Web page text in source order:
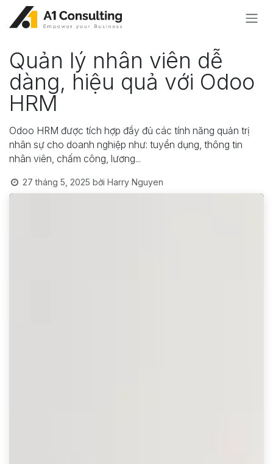
Bỏ qua để đến Nội dung
Quản lý nhân viên dễ
dàng, hiệu quả với Odoo
HRM
Odoo HRM được tích hợp đầy đủ các tính năng quản trị
nhân sự cho doanh nghiệp như: tuyển dụng, thông tin
nhân viên, chấm công, lương...
27 tháng 5, 2025 bởi Harry Nguyen